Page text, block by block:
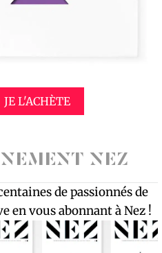
JE L'ACHÈTE
NEZ
de passionnés de
en vous abonnant à Nez !